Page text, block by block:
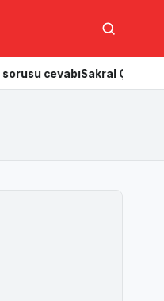
Ara
Sakral Çakra nedir?